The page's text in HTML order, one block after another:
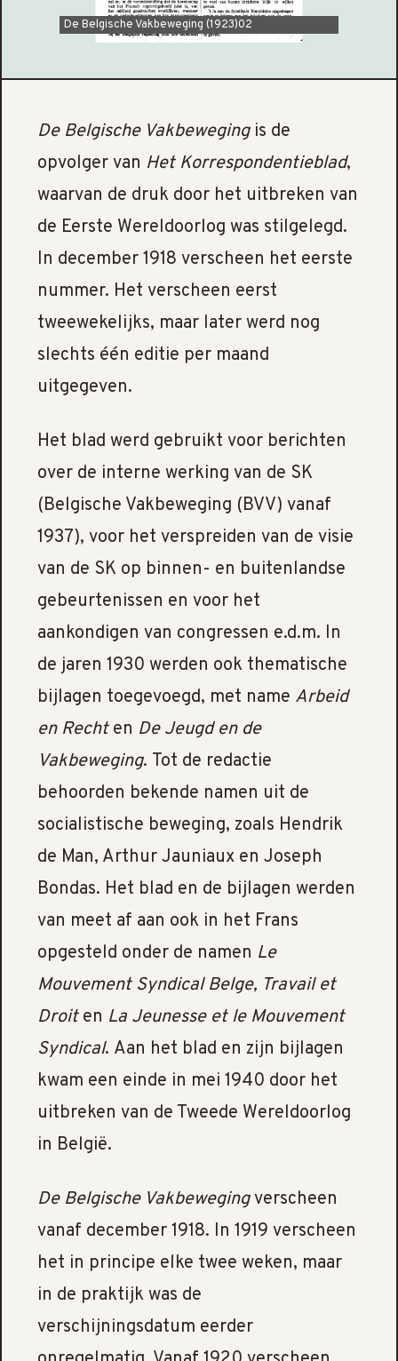
De Belgische Vakbeweging (1923)02
De Belgische Vakbewegingis de
opvolger van Het Korrespondentieblad,
waarvan de druk door het uitbreken van
de Eerste Wereldoorlog was stilgelegd.
In december 1918 verscheen het eerste
nummer. Het verscheen eerst
tweewekelijks, maar later werd nog
slechts één editie per maand
uitgegeven.
Het blad werd gebruikt voor berichten
over de interne werking van de SK
(Belgische Vakbeweging (BVV) vanaf
1937), voor het verspreiden van de visie
van de SK op binnen- en buitenlandse
gebeurtenissen en voor het
aankondigen van congressen e.d.m. In
de jaren 1930 werden ook thematische
bijlagen toegevoegd, met name Arbeid
en Rechten De Jeugd en de
Vakbeweging. Tot de redactie
behoorden bekende namen uit de
socialistische beweging, zoals Hendrik
de Man, Arthur Jauniaux en Joseph
Bondas. Het blad en de bijlagen werden
van meet af aan ook in het Frans
opgesteld onder de namen Le
Mouvement Syndical Belge, Travail et
Droiten La Jeunesse et le Mouvement
Syndical. Aan het blad en zijn bijlagen
kwam een einde in mei 1940 door het
uitbreken van de Tweede Wereldoorlog
in België.
De Belgische Vakbewegingverscheen
vanaf december 1918. In 1919 verscheen
het in principe elke twee weken, maar
in de praktijk was de
verschijningsdatum eerder